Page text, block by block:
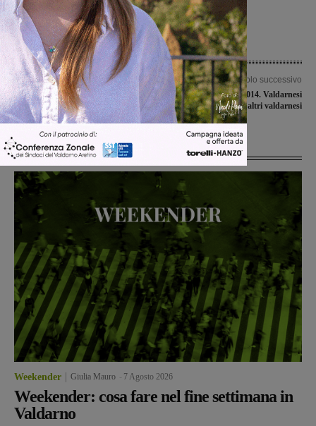
Articolo precedente
San Giovanni come Palo Alto
Articolo successivo
Il migliore del 2014. Valdarnesi
premiati da altri valdarnesi
Ultime Notizie
Weekender Giulia Mauro 7 Agosto 2026
Weekender: cosa fare nel fine settimana in
Valdarno